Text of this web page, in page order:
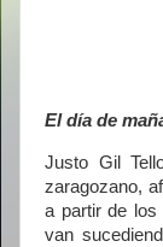
El día de
Justo Gil
zaragozano,
a partir de los
van